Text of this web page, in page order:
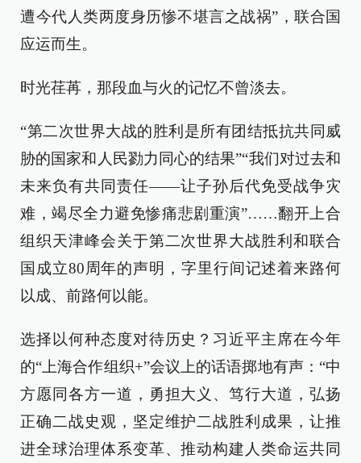
遭今代人类两度身历惨不堪言之战祸”，联合国
应运而生。
时光荏苒，那段血与火的记忆不曾淡去。
“第二次世界大战的胜利是所有团结抵抗共同威
胁的国家和人民勠力同心的结果”“我们对过去和
未来负有共同责任——让子孙后代免受战争灾
难，竭尽全力避免惨痛悲剧重演”……翻开上合
组织天津峰会关于第二次世界大战胜利和联合
国成立80周年的声明，字里行间记述着来路何
以成、前路何以能。
选择以何种态度对待历史？习近平主席在今年
的“上海合作组织+”会议上的话语掷地有声：“中
方愿同各方一道，勇担大义、笃行大道，弘扬
正确二战史观，坚定维护二战胜利成果，让推
进全球治理体系变革、推动构建人类命运共同